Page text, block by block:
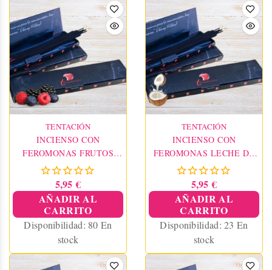
TENTACIÓN
INCIENSO CON
FEROMONAS FRUTOS
ROJOS
5,95 €
AÑADIR AL
CARRITO
Disponibilidad: 80 En
stock
TENTACIÓN
INCIENSO CON
FEROMONAS LECHE DE
COCO
5,95 €
AÑADIR AL
CARRITO
Disponibilidad:23 En
stock